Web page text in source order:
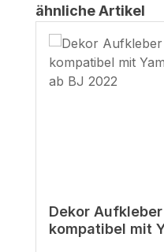
Produktgalerie
ähnliche Artikel
Dekor
kompatibel mit